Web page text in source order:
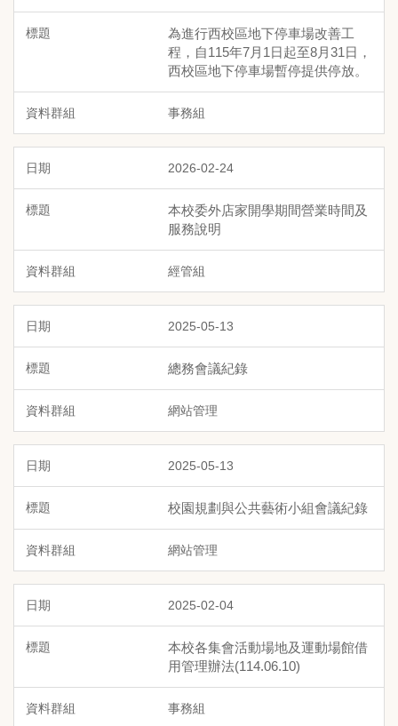
為進行西校區地下停車場改善工
程，自115年7月1日起至8月31日，
西校區地下停車場暫停提供停放。
事務組
2026-02-24
本校委外店家開學期間營業時間及
服務說明
經管組
2025-05-13
總務會議紀錄
網站管理
2025-05-13
校園規劃與公共藝術小組會議紀錄
網站管理
2025-02-04
本校各集會活動場地及運動場館借
用管理辦法(114.06.10)
事務組